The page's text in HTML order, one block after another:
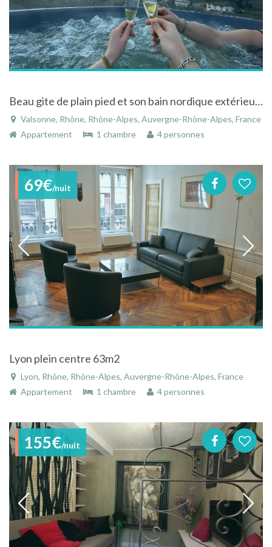
Beau gite de plain pied et son bain nordique extérieur en plein Beaujolais Vert
Valsonne, Rhône, Rhône-Alpes, Auvergne-Rhône-Alpes, France
Appartement
1 chambre 4 personnes
69€/nuit
Lyon plein centre 63m2
Lyon, Rhône, Rhône-Alpes, Auvergne-Rhône-Alpes, France
Appartement
1 chambre 4 personnes
155€/nuit